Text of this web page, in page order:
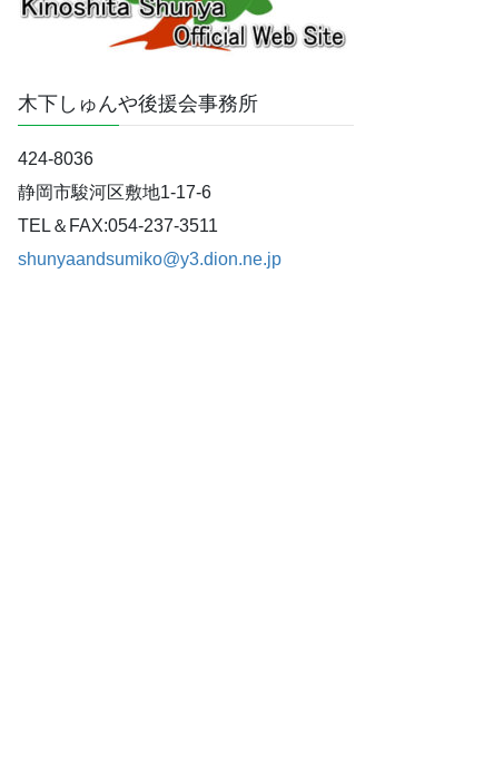
木下しゅんや後援会事務所
424-8036
静岡市駿河区敷地1-17-6
TEL＆FAX:054-237-3511
shunyaandsumiko@y3.dion.ne.jp